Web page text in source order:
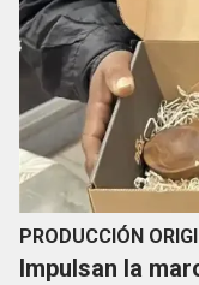
PRODUCCIÓN
Impulsan la